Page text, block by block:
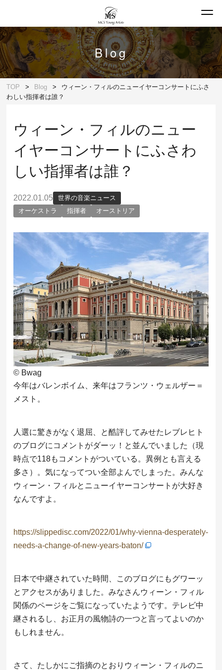
Blog
TOP Blog
ウィーン・フィルのニューイヤーコンサートにふさ
わしい指揮者は誰？
ウィーン・フィルのニュー
イヤーコンサートにふさわ
しい指揮者は誰？
2022.01.05
世界の音楽ニュース
オーケストラ
指揮者 オーストリア
© Bwag
今年はバレンボイム、来年はフランツ・ウェルザー＝
メスト。
人選に驚きがなく退屈、と酷評してみせたレブレヒト
のブログにコメントがダーッ！と並んでいました（現
時点で118もコメントがついている。異例とも言える
多さ）。気になってつい全部よんでしまった。みんな
ウィーン・フィルとニューイヤーコンサートが大好き
なんですよ。
https://slippedisc.com/2022/01/why-vienna-desperately-
needs-a-change-of-new-years-baton/
日本で中継されていた時間、このブログにもグワーッ
とアクセスがありました。みなさんウィーン・フィル
関係のページをご覧になっていたようです。テレビ中
継されるし、お正月の風物詩の一つと言ってよいのか
もしれません。
さて、たしかにご指摘のとおりウィーン・フィルのニ